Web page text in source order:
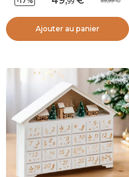
Ajouter au panier